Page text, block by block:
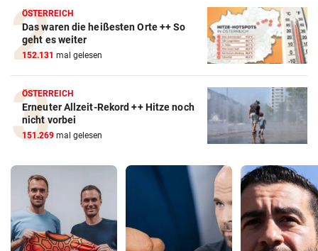
ÖSTERREICH
Das waren die heißesten Orte ++ So
geht es weiter
152.131 mal gelesen
ÖSTERREICH
Erneuter Allzeit-Rekord ++ Hitze noch
nicht vorbei
151.269 mal gelesen